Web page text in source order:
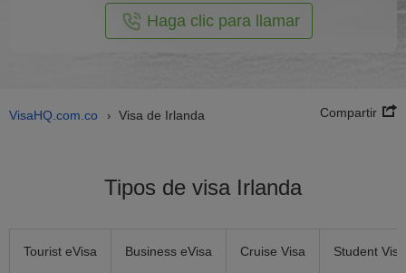
Haga clic para llamar
VisaHQ.com.co › Visa de Irlanda Compartir
Tipos de visa Irlanda
Tourist eVisa Business eVisa Cruise Visa Student Visa